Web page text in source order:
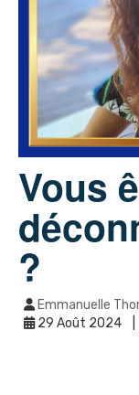
Vous
?
Emmanuelle
29 Août 2024